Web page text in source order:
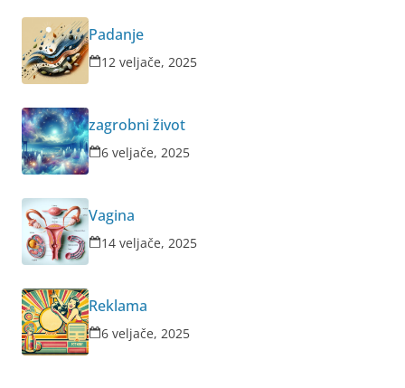
Padanje
12 veljače, 2025
zagrobni život
6 veljače, 2025
Vagina
14 veljače, 2025
Reklama
6 veljače, 2025